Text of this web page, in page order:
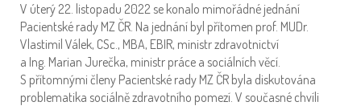
V úterý 22. listopadu 2022 se konalo mimořádné jednání
Pacientské rady MZ ČR. Na jednání byl přítomen prof. MUDr.
Vlastimil Válek, CSc., MBA, EBIR, ministr zdravotnictví
a Ing. Marian Jurečka, ministr práce a sociálních věcí.
S přítomnými členy Pacientské rady MZ ČR byla diskutována
problematika sociálně zdravotního pomezí. V současné chvíli